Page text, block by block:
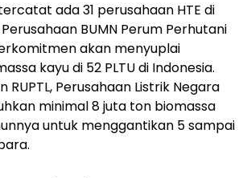
ada 31 perusahaan HTE di
BUMN Perum Perhutani
akan menyuplai
kayu di 52 PLTU di Indonesia.
RUPTL, Perusahaan Listrik Negara
minimal 8 juta ton biomassa
untuk menggantikan 5 sampai